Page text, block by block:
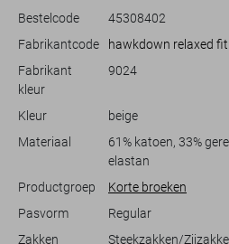
activiteiten in de zomer. Of je nu een
plant of een informele barbecue
perfecte match. Gemaakt voor heren
stijl willen, past deze korte broek
draagplezier, terwijl de natuurlijke
zijn met andere stukken in je
stijl toe aan je garderobe met deze
Bestelcode
45308402
Fabrikantcode
hawkdown relaxed
Fabrikant
kleur
9024
Kleur
beige
Materiaal
61% katoen, 33%
elastan
Productgroep
Korte broeken
Pasvorm
Regular
Zakken
Steekzakken/